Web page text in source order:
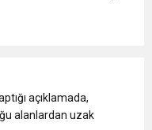
açıklamada,
alanlardan uzak